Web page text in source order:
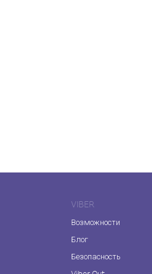
VIBER
Возможности
Блог
Безопасность